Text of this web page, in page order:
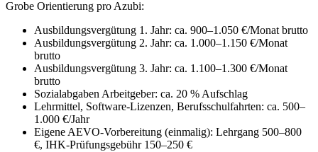
Grobe Orientierung pro Azubi:
Ausbildungsvergütung 1. Jahr: ca. 900–1.050 €/Monat brutto
Ausbildungsvergütung 2. Jahr: ca. 1.000–1.150 €/Monat
brutto
Ausbildungsvergütung 3. Jahr: ca. 1.100–1.300 €/Monat
brutto
Sozialabgaben Arbeitgeber: ca. 20 % Aufschlag
Lehrmittel, Software-Lizenzen, Berufsschulfahrten: ca. 500–
1.000 €/Jahr
Eigene AEVO-Vorbereitung (einmalig): Lehrgang 500–800
€, IHK-Prüfungsgebühr 150–250 €